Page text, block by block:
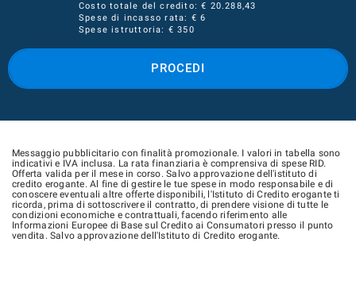
Costo totale del credito: € 20.288,43
Spese di incasso rata: € 6
Spese istruttoria: € 350
PROCEDI
Messaggio pubblicitario con finalità promozionale. I valori in tabella sono
indicativi e IVA inclusa. La rata finanziaria è comprensiva di spese RID.
Offerta valida per il mese in corso. Salvo approvazione dell'istituto di
credito erogante. Al fine di gestire le tue spese in modo responsabile e di
conoscere eventuali altre offerte disponibili, l'Istituto di Credito erogante ti
ricorda, prima di sottoscrivere il contratto, di prendere visione di tutte le
condizioni economiche e contrattuali, facendo riferimento alle
Informazioni Europee di Base sul Credito ai Consumatori presso il punto
vendita. Salvo approvazione dell'Istituto di Credito erogante.